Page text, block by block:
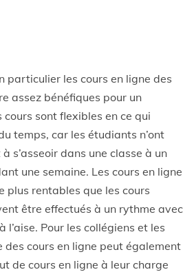
particulier les cours en ligne des
assez bénéfiques pour un
sont flexibles en ce qui
temps, car les étudiants n’ont
s’asseoir dans une classe à un
une semaine. Les cours en ligne
plus rentables que les cours
être effectués à un rythme avec
l’aise. Pour les collégiens et les
des cours en ligne peut également
de cours en ligne à leur charge